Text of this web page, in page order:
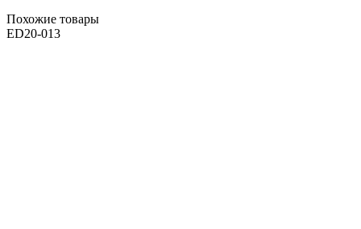
Похожие товары
ED20-013